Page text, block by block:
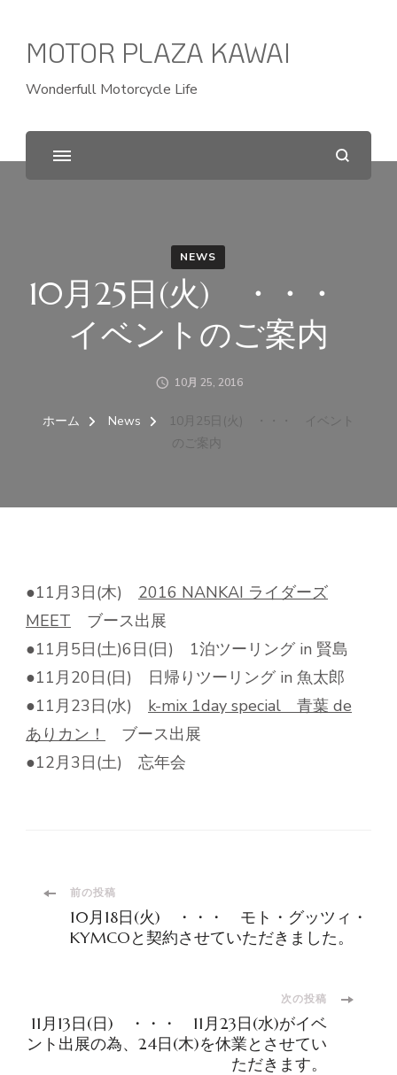
MOTOR PLAZA KAWAI
Wonderfull Motorcycle Life
NEWS
10月25日(火) ・・・
イベントのご案内
10月 25, 2016
ホーム News
10月25日(火) ・・・ イベント
のご案内
●11月3日(木) 2016 NANKAI ライダーズ
MEET ブース出展
●11月5日(土)6日(日) 1泊ツーリング in 賢島
●11月20日(日) 日帰りツーリング in 魚太郎
●11月23日(水) k-mix 1day special 青葉 de
ありカン！
ブース出展
●12月3日(土) 忘年会
投
ビ
前の投稿
10月18日(火) ・・・ モト・グッツィ・
KYMCOと契約させていただきました。
次の投稿
11月13日(日) ・・・ 11月23日(水)がイベ
ント出展の為、24日(木)を休業とさせてい
ただきます。